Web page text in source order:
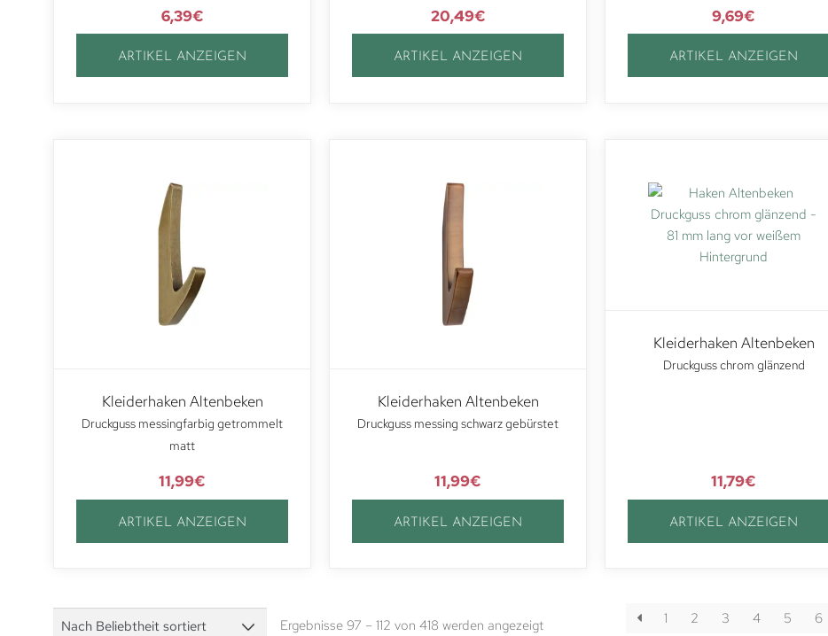
6,39€
ARTIKEL ANZEIGEN
20,49€
ARTIKEL ANZEIGEN
9,69€
ARTIKEL ANZEIGEN
Kleiderhaken Altenbeken
Druckguss messingfarbig getrommelt
matt
11,99€
ARTIKEL ANZEIGEN
Kleiderhaken Altenbeken
Druckguss messing schwarz gebürstet
11,99€
ARTIKEL ANZEIGEN
Kleiderhaken Altenbeken
Druckguss chrom glänzend
11,79€
ARTIKEL ANZEIGEN
Ergebnisse 97 – 112 von 418 werden angezeigt 1 2 3 4 5 6